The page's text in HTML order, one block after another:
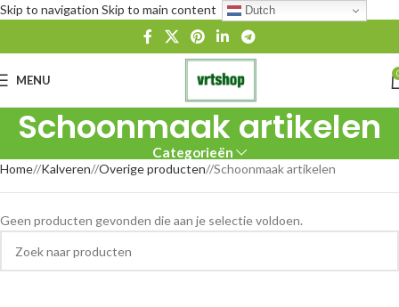
Skip to navigation Skip to main content
MENU
Schoonmaak artikelen
Categorieën
Home/ Kalveren/ Overige producten/ Schoonmaak artikelen
Geen producten gevonden die aan je selectie voldoen.
Dutch